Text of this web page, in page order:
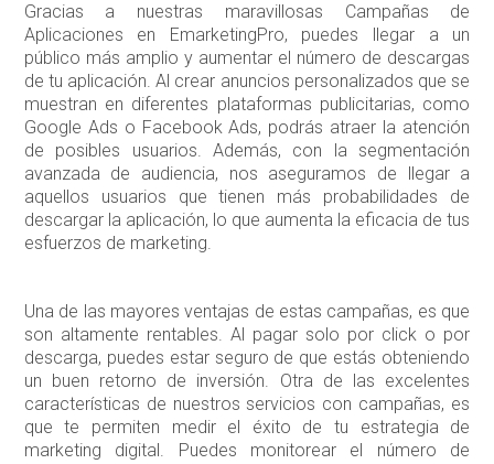
Gracias a nuestras maravillosas Campañas de
Aplicaciones en EmarketingPro, puedes llegar a un
público más amplio y aumentar el número de descargas
de tu aplicación. Al crear anuncios personalizados que se
muestran en diferentes plataformas publicitarias, como
Google Ads o Facebook Ads, podrás atraer la atención
de posibles usuarios. Además, con la segmentación
avanzada de audiencia, nos aseguramos de llegar a
aquellos usuarios que tienen más probabilidades de
descargar la aplicación, lo que aumenta la eficacia de tus
esfuerzos de marketing.
Una de las mayores ventajas de estas campañas, es que
son altamente rentables. Al pagar solo por click o por
descarga, puedes estar seguro de que estás obteniendo
un buen retorno de inversión. Otra de las excelentes
características de nuestros servicios con campañas, es
que te permiten medir el éxito de tu estrategia de
marketing digital. Puedes monitorear el número de